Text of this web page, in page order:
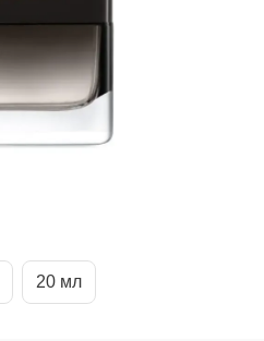
20 мл